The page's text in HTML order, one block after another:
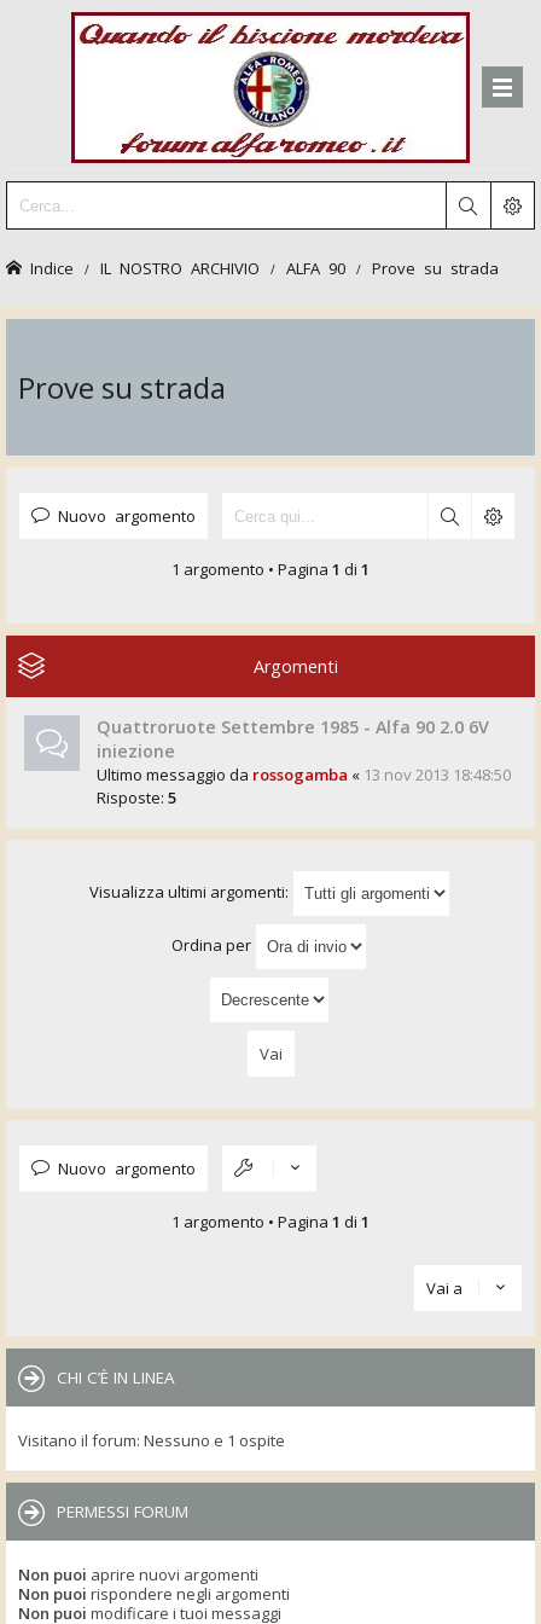
Indice IL NOSTRO ARCHIVIO ALFA 90 Prove su strada
Prove su strada
Nuovo argomento
1 argomento • Pagina 1 di 1
Argomenti
Quattroruote Settembre 1985 - Alfa 90 2.0 6V
iniezione
Ultimo messaggio da rossogamba « 13 nov 2013 18:48:50
Risposte: 5
Visualizza ultimi argomenti:
Ordina per
Nuovo argomento
1 argomento • Pagina 1 di 1
Vai a
CHI C’È IN LINEA
Visitano il forum: Nessuno e 1 ospite
PERMESSI FORUM
Non puoi aprire nuovi argomenti
Non puoi rispondere negli argomenti
Non puoi modificare i tuoi messaggi